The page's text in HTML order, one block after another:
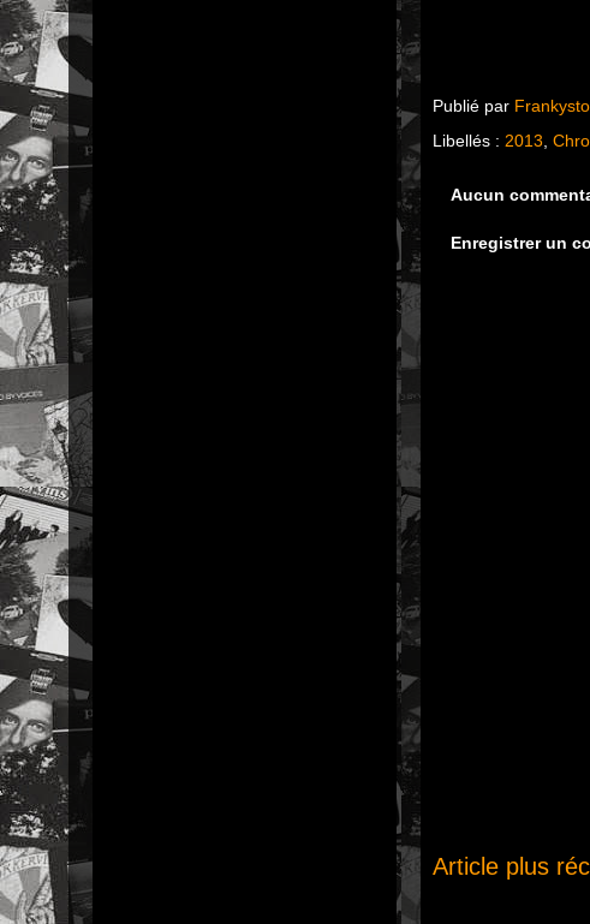
Publié par
Libellés : 2013
Aucun
Enregistrer un
Article plus